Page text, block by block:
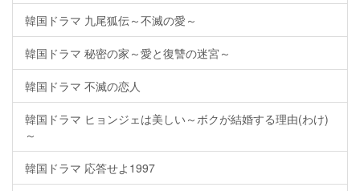
韓国ドラマ 九尾狐伝～不滅の愛～
韓国ドラマ 秘密の家～愛と復讐の迷宮～
韓国ドラマ 不滅の恋人
韓国ドラマ ヒョンジェは美しい～ボクが結婚する理由(わけ)
～
韓国ドラマ 応答せよ1997